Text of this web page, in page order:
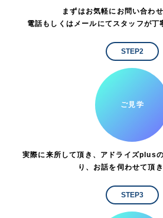
まずはお気軽にお問い合わせ
電話もしくはメールにてスタッフが丁
STEP2
ご見学
実際に来所して頂き、アドライズplus
り、お話を伺わせて頂き
STEP3